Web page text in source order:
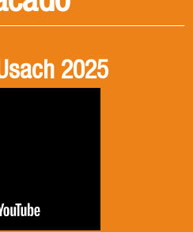
2025
capítulo 2
de Escuela